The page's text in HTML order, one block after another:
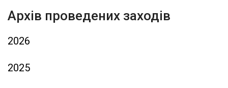
Архів проведених заходів
2026
2025